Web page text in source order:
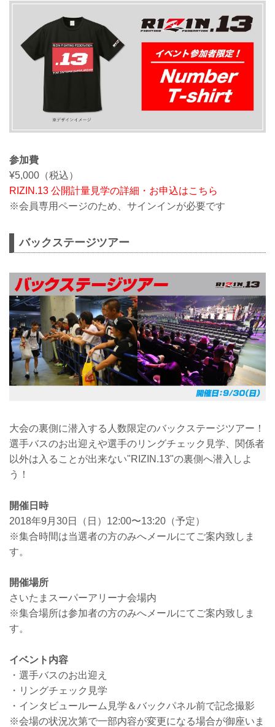
参加費
¥5,000（税込）
RIZIN.13 公開計量見学の詳細・お申込はこちら
※会員専用ページのため、サインインが必要です
バックステージツアー
大会の裏側に潜入する人数限定のバックステージツアー！
選手バスのお出迎えや選手のリングチェック見学、関係者
以外は入ることが出来ない"RIZIN.13"の裏側へ潜入しよ
う！
開催日時
2018年9月30日（日）12:00〜13:20（予定）
※集合時間は当選者の方のみへメールにてご案内致しま
す。
開催場所
さいたまスーパーアリーナ会場内
※集合場所は参加者の方のみへメールにてご案内致しま
す。
イベント内容
・選手バスのお出迎え
・リングチェック見学
・インタビュールーム見学＆バックパネル前で記念撮影
※会場の状況次第で一部内容が変更になる場合が御座いま